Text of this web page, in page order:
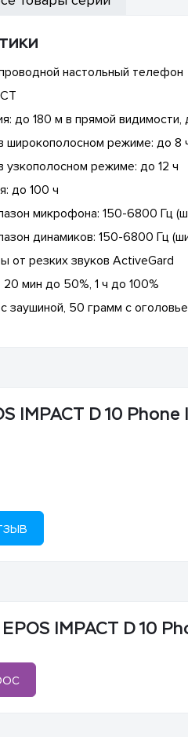
настольный телефон
до 180 м в прямой
широкополосном режиме: до 8
узкополосном режиме: до 12 ч
до 100 ч
микрофона: 150-6800 Гц
динамиков: 150-6800 Гц
от резких звуков ActiveGard
мин до 50%, 1 ч до 100%
заушиной, 50 грамм с
IMPACT D 10 Phone
IMPACT D 10